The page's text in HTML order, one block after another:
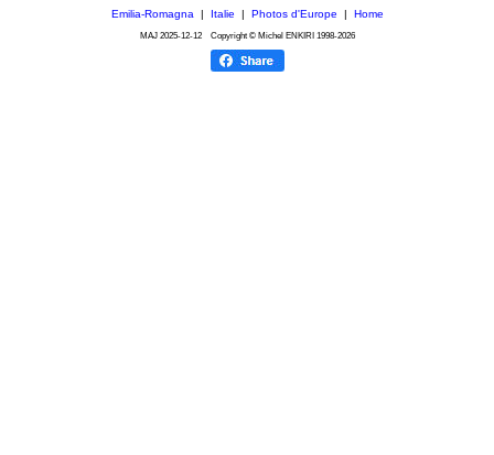
Emilia-Romagna | Italie | Photos d'Europe | Home
MAJ 2025-12-12Copyright © Michel ENKIRI 1998-2026